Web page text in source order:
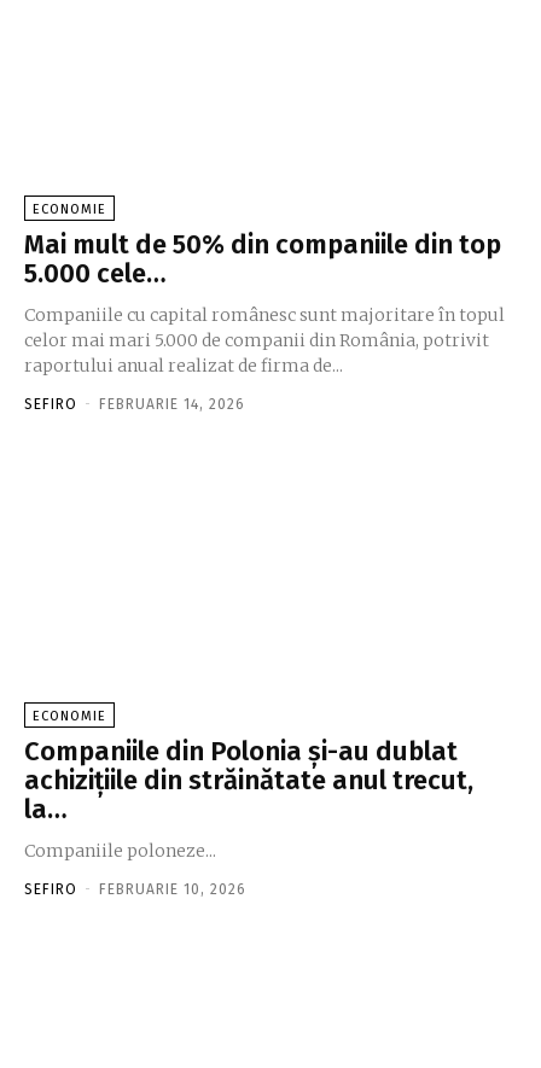
ECONOMIE
Mai mult de 50% din companiile din top
5.000 cele…
Companiile cu capital româ­nesc sunt majoritare în topul
celor mai mari 5.000 de com­panii din România, potrivit
raportului anual realizat de firma de...
SEFIRO - FEBRUARIE 14, 2026
ECONOMIE
Companiile din Polonia şi-au dublat
achiziţiile din străinătate anul trecut,
la…
Companiile poloneze...
SEFIRO - FEBRUARIE 10, 2026